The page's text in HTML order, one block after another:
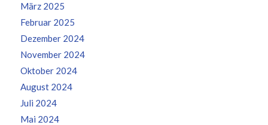
März 2025
Februar 2025
Dezember 2024
November 2024
Oktober 2024
August 2024
Juli 2024
Mai 2024